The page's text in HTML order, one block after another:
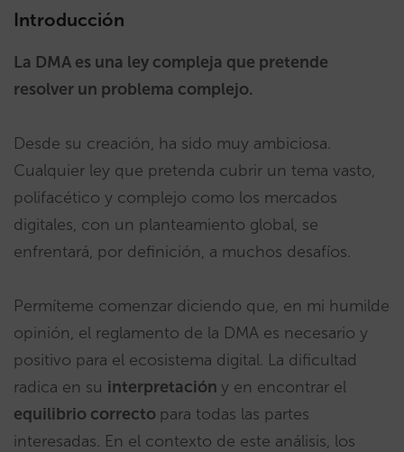
Introducción
La DMA es una ley compleja que pretende
resolver un problema complejo.
Desde su creación, ha sido muy ambiciosa.
Cualquier ley que pretenda cubrir un tema vasto,
polifacético y complejo como los mercados
digitales, con un planteamiento global, se
enfrentará, por definición, a muchos desafíos.
Permíteme comenzar diciendo que, en mi humilde
opinión, el reglamento de la DMA es necesario y
positivo para el ecosistema digital. La dificultad
radica en su interpretación y en encontrar el
equilibrio correcto para todas las partes
interesadas. En el contexto de este análisis, los